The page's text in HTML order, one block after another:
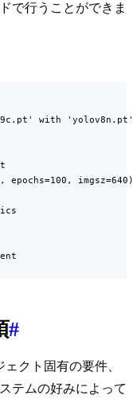
で行うことができま
with 'yolov8n.pt'
imgsz=640)
#
クト固有の要件、
テムの好みによって